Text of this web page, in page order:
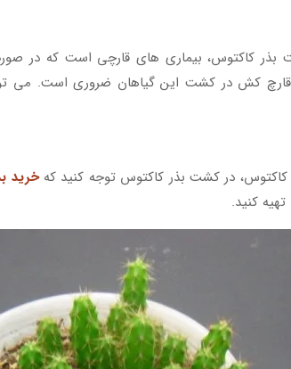
بذر کاکتوس، بیماری های قارچی است که در
قارچ کش در کشت این گیاهان ضروری است. می
کاکتوس، در کشت بذر کاکتوس توجه کنید کهخرید
کنید.